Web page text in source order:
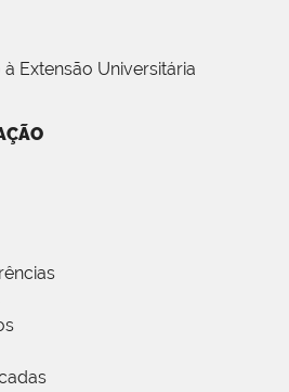
Extensão Universitária